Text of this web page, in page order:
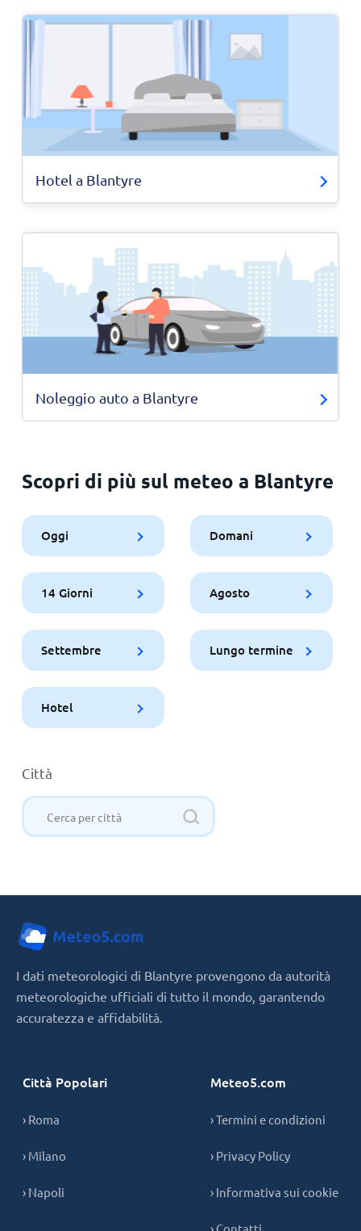
Hotel a Blantyre
Noleggio auto a Blantyre
Scopri di più sul meteo a Blantyre
Oggi Domani
14 Giorni Agosto
Settembre Lungo termine
Hotel
Città
I dati meteorologici di Blantyre provengono da autorità
meteorologiche ufficiali di tutto il mondo, garantendo
accuratezza e affidabilità.
Città Popolari
› Roma
› Milano
› Napoli
Meteo5.com
› Termini e condizioni
› Privacy Policy
› Informativa sui cookie